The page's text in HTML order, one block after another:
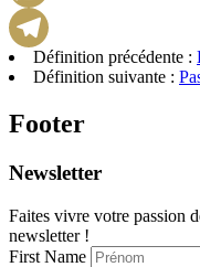
Définition précédente :
Définition suivante :
Footer
Newsletter
Faites vivre votre passion
newsletter !
First Name